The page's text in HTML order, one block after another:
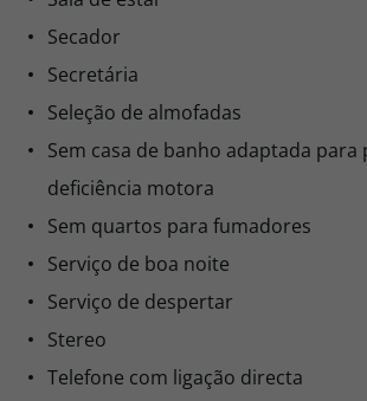
Secador
Secretária
Seleção de almofadas
Sem casa de banho adaptada para
deficiência motora
Sem quartos para fumadores
Serviço de boa noite
Serviço de despertar
Stereo
Telefone com ligação directa